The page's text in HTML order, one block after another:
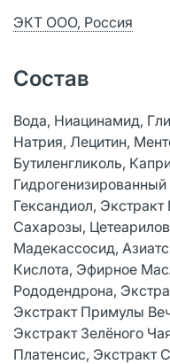
ЭКТ ООО, Россия
Состав
Вода, Ниацинамид,
Натрия, Лецитин,
Бутиленгликоль,
Гександиол,
Сахарозы,
Мадекассосид,
Кислота, Эфирное
Рододендрона,
Экстракт Примулы
Экстракт Зелёного
Платенсис, Экстракт